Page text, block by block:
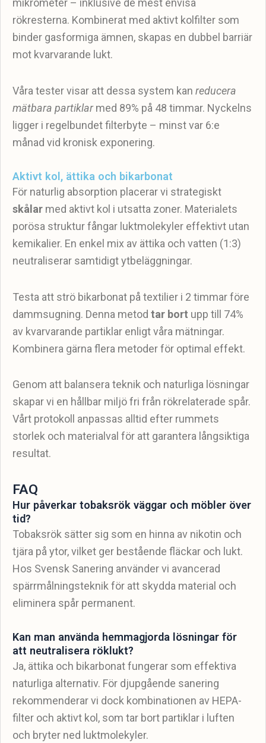
mikrometer – inklusive de mest envisa
rökresterna. Kombinerat med aktivt kolfilter som
binder gasformiga ämnen, skapas en dubbel barriär
mot kvarvarande lukt.
Våra tester visar att dessa system kan reducera
mätbara partiklarmed 89% på 48 timmar. Nyckelns
ligger i regelbundet filterbyte – minst var 6:e
månad vid kronisk exponering.
Aktivt kol, ättika och bikarbonat
För naturlig absorption placerar vi strategiskt
skålar med aktivt kol i utsatta zoner. Materialets
porösa struktur fångar luktmolekyler effektivt utan
kemikalier. En enkel mix av ättika och vatten (1:3)
neutraliserar samtidigt ytbeläggningar.
Testa att strö bikarbonat på textilier i 2 timmar före
dammsugning. Denna metod tar bort upp till 74%
av kvarvarande partiklar enligt våra mätningar.
Kombinera gärna flera metoder för optimal effekt.
Genom att balansera teknik och naturliga lösningar
skapar vi en hållbar miljö fri från rökrelaterade spår.
Vårt protokoll anpassas alltid efter rummets
storlek och materialval för att garantera långsiktiga
resultat.
FAQ
Hur påverkar tobaksrök väggar och möbler över
tid?
Tobaksrök sätter sig som en hinna av nikotin och
tjära på ytor, vilket ger bestående fläckar och lukt.
Hos Svensk Sanering använder vi avancerad
spärrmålningsteknik för att skydda material och
eliminera spår permanent.
Kan man använda hemmagjorda lösningar för
att neutralisera röklukt?
Ja, ättika och bikarbonat fungerar som effektiva
naturliga alternativ. För djupgående sanering
rekommenderar vi dock kombinationen av HEPA-
filter och aktivt kol, som tar bort partiklar i luften
och bryter ned luktmolekyler.